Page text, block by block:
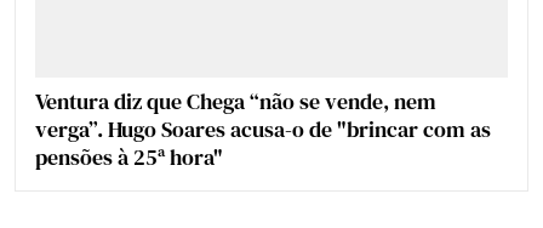
Ventura diz que Chega “não se vende, nem
verga”. Hugo Soares acusa-o de "brincar com as
pensões à 25ª hora"